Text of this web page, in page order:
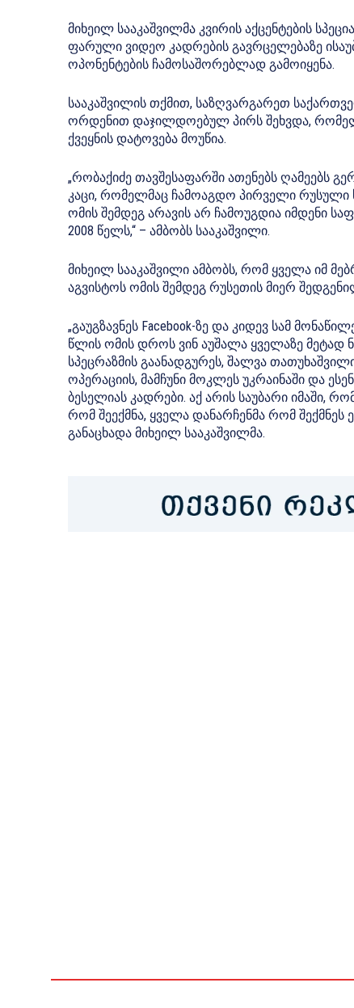
მიხეილ სააკაშვილმა კვირის აქცენტების
ფარული ვიდეო კადრების გავრცელებაზე
ოპონენტების ჩამოსაშორებლად გამოიყენა.
სააკაშვილის თქმით, საზღვარგარეთ
ორდენით დაჯილდოებულ პირს შეხვდა,
ქვეყნის დატოვება მოუწია.
„რობაქიძე თავშესაფარში ათენებს ღამეებს
კაცი, რომელმაც ჩამოაგდო პირველი
ომის შემდეგ არავის არ ჩამოუგდია იმდენი
2008 წელს,“ – ამბობს სააკაშვილი.
მიხეილ სააკაშვილი ამბობს, რომ ყველა იმ
აგვისტოს ომის შემდეგ რუსეთის მიერ
„გაუგზავნეს Facebook-ზე და კიდევ სამ
წლის ომის დროს ვინ აუშალა ყველაზე მეტად
სპეცრაზმის გაანადგურეს, შალვა
ოპერაციის, მამჩუნი მოკლეს უკრაინაში და
ბესელიას კადრები. აქ არის საუბარი იმაში,
რომ შეექმნა, ყველა დანარჩენმა რომ შექმნეს
განაცხადა მიხეილ სააკაშვილმა.